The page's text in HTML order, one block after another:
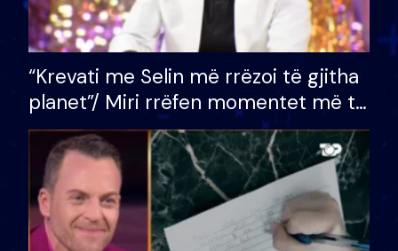
“Krevati me Selin më rrëzoi të gjitha
planet”/ Miri rrëfen momentet më të
bukura në shtëpinë e BB VIP: Do më
mungojë zilja e mëngjesit kur…